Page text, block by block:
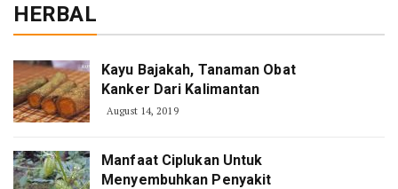
HERBAL
Kayu Bajakah, Tanaman Obat
Kanker Dari Kalimantan
August 14, 2019
Manfaat Ciplukan Untuk
Menyembuhkan Penyakit